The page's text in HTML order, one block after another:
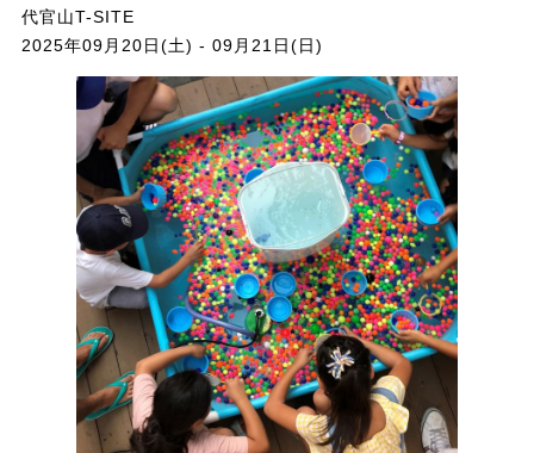
代官山T-SITE
2025年09月20日(土) - 09月21日(日)